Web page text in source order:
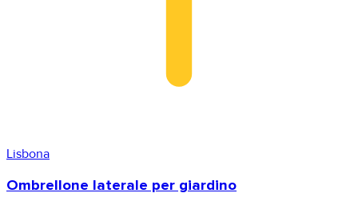
Lisbona
Ombrellone laterale per giardino